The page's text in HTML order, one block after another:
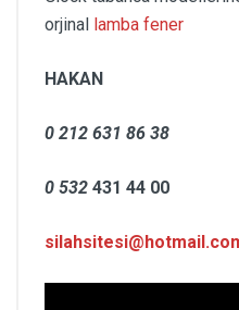
orjinal lamba fener
HAKAN
0 212 631 86 38
0 532 431 44 00